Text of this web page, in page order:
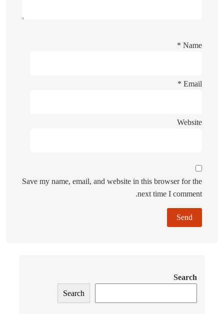
Name
*
Email
*
Website
Save my name, email, and website in this browser for the
next time I comment.
Search
Search